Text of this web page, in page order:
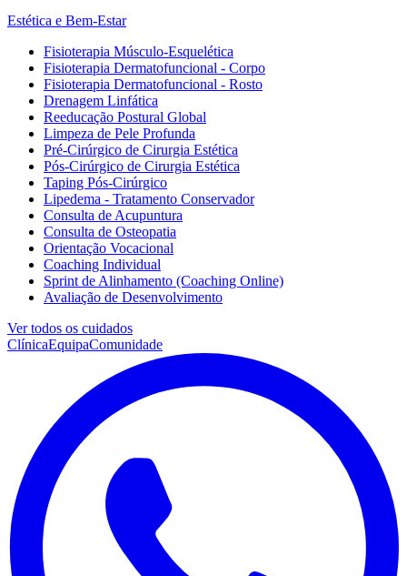
Estética e Bem-Estar
Fisioterapia Músculo-Esquelética
Fisioterapia Dermatofuncional - Corpo
Fisioterapia Dermatofuncional - Rosto
Drenagem Linfática
Reeducação Postural Global
Limpeza de Pele Profunda
Pré-Cirúrgico de Cirurgia Estética
Pós-Cirúrgico de Cirurgia Estética
Taping Pós-Cirúrgico
Lipedema - Tratamento Conservador
Consulta de Acupuntura
Consulta de Osteopatia
Orientação Vocacional
Coaching Individual
Sprint de Alinhamento (Coaching Online)
Avaliação de Desenvolvimento
Ver todos os cuidados
ClínicaEquipaComunidade